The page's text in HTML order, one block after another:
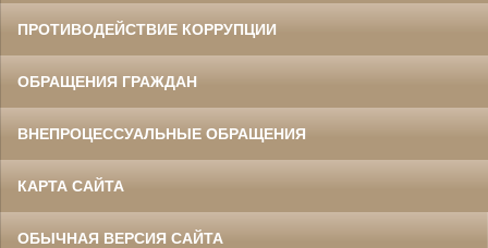
ПРОТИВОДЕЙСТВИЕ КОРРУПЦИИ
ОБРАЩЕНИЯ ГРАЖДАН
ВНЕПРОЦЕССУАЛЬНЫЕ ОБРАЩЕНИЯ
КАРТА САЙТА
ОБЫЧНАЯ ВЕРСИЯ САЙТА